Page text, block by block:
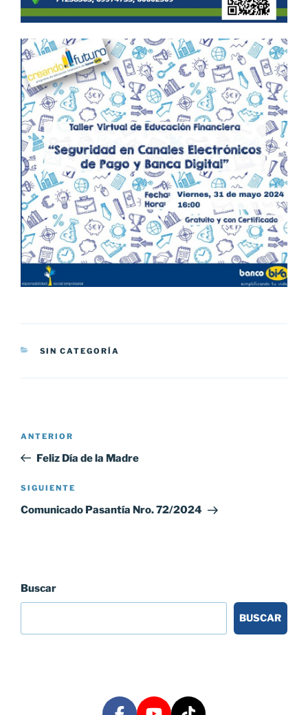
CATEGORÍAS
SIN CATEGORÍA
Navegación
entradas
Entrada
anterior:
ANTERIOR
Feliz Día de la Madre
Siguiente
entrada
SIGUIENTE
Comunicado Pasantía Nro. 72/2024
Buscar
BUSCAR